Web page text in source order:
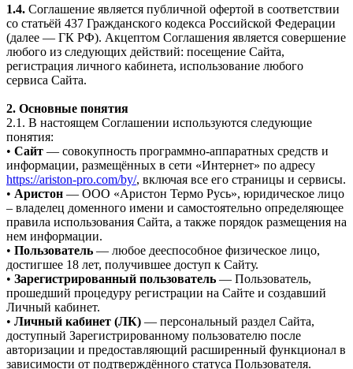
1.4. Соглашение является публичной офертой в соответствии
со статьёй 437 Гражданского кодекса Российской Федерации
(далее — ГК РФ). Акцептом Соглашения является совершение
любого из следующих действий: посещение Сайта,
регистрация личного кабинета, использование любого
сервиса Сайта.
2. Основные понятия
2.1. В настоящем Соглашении используются следующие
понятия:
• Сайт — совокупность программно-аппаратных средств и
информации, размещённых в сети «Интернет» по адресу
https://ariston-pro.com/by/, включая все его страницы и сервисы.
• Аристон — ООО «Аристон Термо Русь», юридическое лицо
– владелец доменного имени и самостоятельно определяющее
правила использования Сайта, а также порядок размещения на
нем информации.
• Пользователь — любое дееспособное физическое лицо,
достигшее 18 лет, получившее доступ к Сайту.
• Зарегистрированный пользователь — Пользователь,
прошедший процедуру регистрации на Сайте и создавший
Личный кабинет.
• Личный кабинет (ЛК) — персональный раздел Сайта,
доступный Зарегистрированному пользователю после
авторизации и предоставляющий расширенный функционал в
зависимости от подтверждённого статуса Пользователя.